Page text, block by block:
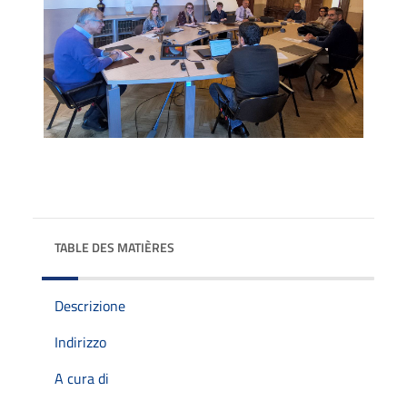
TABLE DES MATIÈRES
Descrizione
Indirizzo
A cura di